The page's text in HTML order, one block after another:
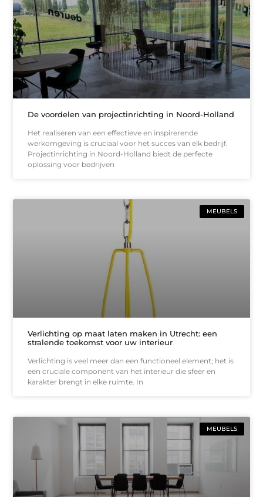
De voordelen van projectinrichting in Noord-Holland
Het realiseren van een effectieve en inspirerende
werkomgeving is cruciaal voor het succes van elk bedrijf.
Projectinrichting in Noord-Holland biedt de perfecte
oplossing voor bedrijven
MEUBELS
Verlichting op maat laten maken in Utrecht: een
stralende toekomst voor uw interieur
Verlichting is veel meer dan een functioneel element; het is
een cruciale component van het interieur die sfeer en
karakter brengt in elke ruimte. In
MEUBELS